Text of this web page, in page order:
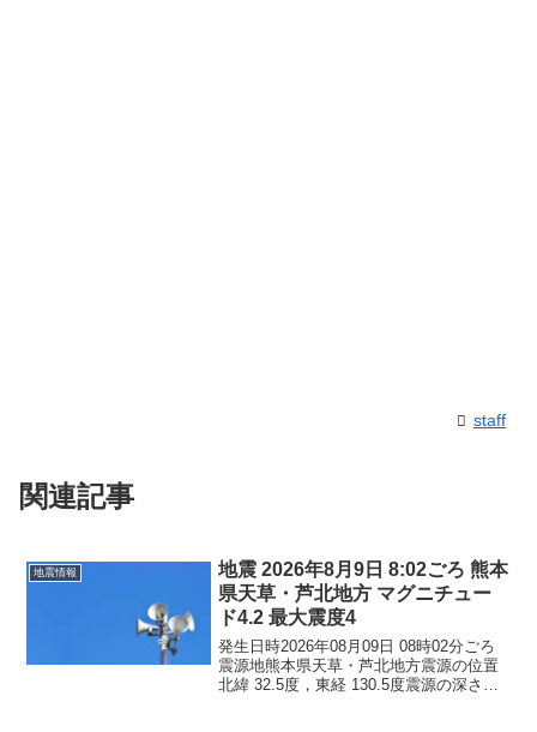
staff
関連記事
地震情報
地震 2026年8月9日 8:02ごろ 熊本
県天草・芦北地方 マグニチュー
ド4.2 最大震度4
発生日時2026年08月09日 08時02分ごろ
震源地熊本県天草・芦北地方震源の位置
北緯 32.5度，東経 130.5度震源の深さ約